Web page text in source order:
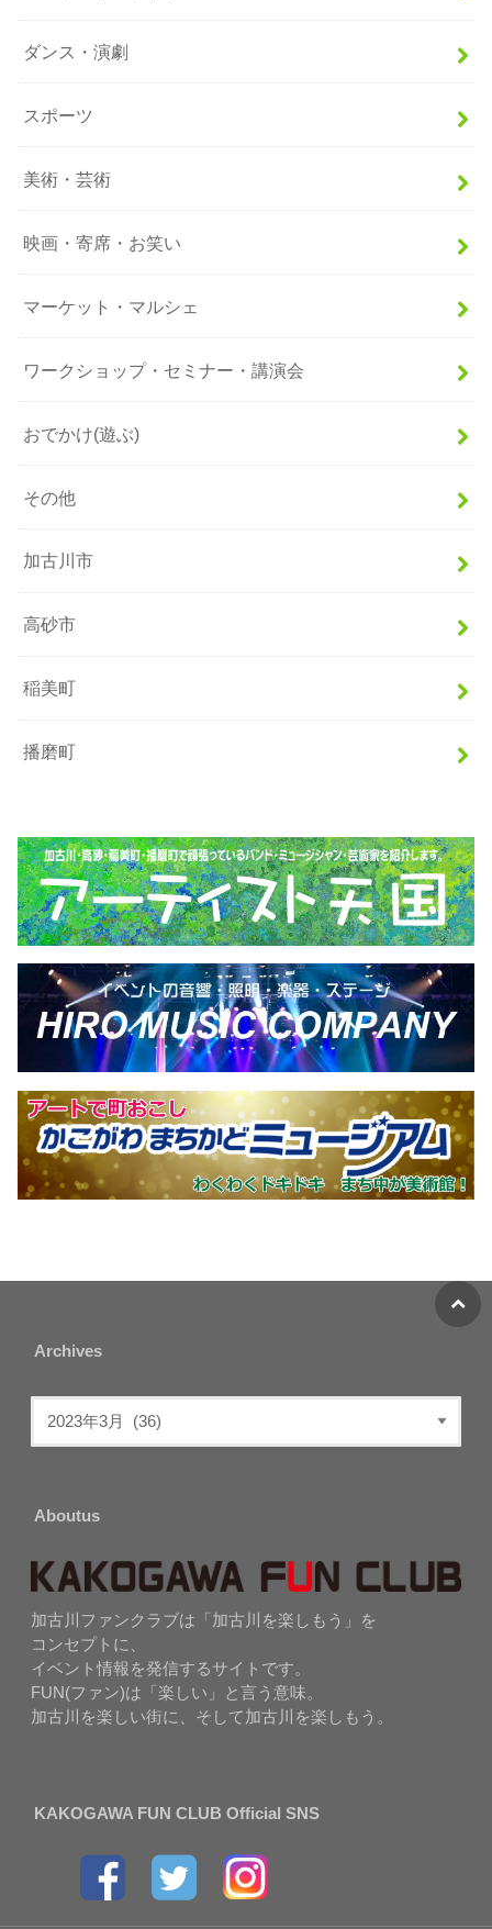
ダンス・演劇
スポーツ
美術・芸術
映画・寄席・お笑い
マーケット・マルシェ
ワークショップ・セミナー・講演会
おでかけ(遊ぶ)
その他
加古川市
高砂市
稲美町
播磨町
Archives
Aboutus
加古川ファンクラブは「加古川を楽しもう」を
コンセプトに、
イベント情報を発信するサイトです。
FUN(ファン)は「楽しい」と言う意味。
加古川を楽しい街に、そして加古川を楽しもう。
KAKOGAWA FUN CLUB Official SNS